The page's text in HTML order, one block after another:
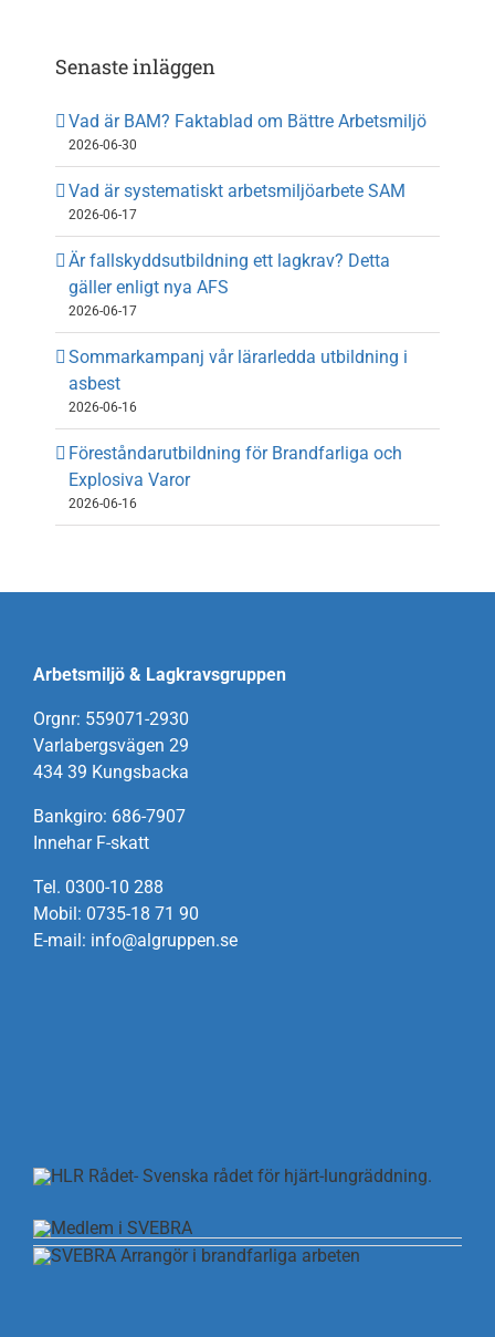
Senaste inläggen
Vad är BAM? Faktablad om Bättre Arbetsmiljö
2026-06-30
Vad är systematiskt arbetsmiljöarbete SAM
2026-06-17
Är fallskyddsutbildning ett lagkrav? Detta
gäller enligt nya AFS
2026-06-17
Sommarkampanj vår lärarledda utbildning i
asbest
2026-06-16
Föreståndarutbildning för Brandfarliga och
Explosiva Varor
2026-06-16
Arbetsmiljö & Lagkravsgruppen
Orgnr: 559071-2930
Varlabergsvägen 29
434 39 Kungsbacka
Bankgiro: 686-7907
Innehar F-skatt
Tel. 0300-10 288
Mobil: 0735-18 71 90
E-mail: info@algruppen.se